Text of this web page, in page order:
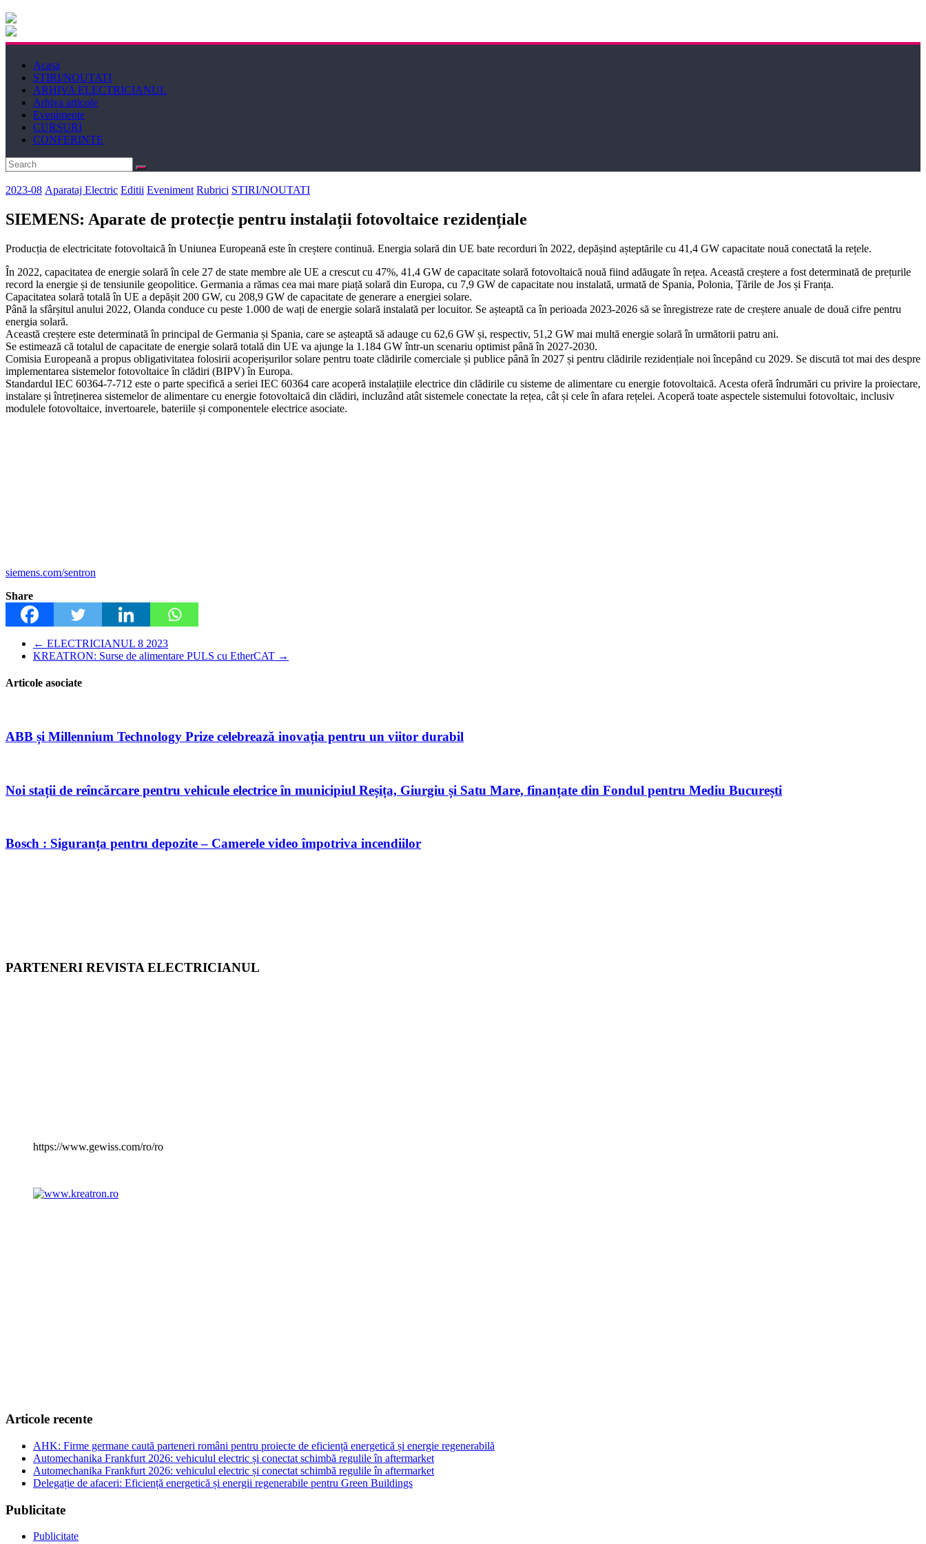
Electricianul
Revista
Electricianul
Acasa
STIRI/NOUTATI
ARHIVA ELECTRICIANUL
Arhiva articole
Evenimente
CURSURI
CONFERINTE
2023-08 Aparataj Electric Editii Eveniment Rubrici STIRI/NOUTATI
SIEMENS: Aparate de protecție pentru instalații fotovoltaice rezidențiale
Producția de electricitate fotovoltaică în Uniunea Europeană este în creștere continuă. Energia solară din UE bate recorduri în 2022, depășind așteptările cu 41,4 GW capacitate nouă conectată la rețele.
În 2022, capacitatea de energie solară în cele 27 de state membre ale UE a crescut cu 47%, 41,4 GW de capacitate solară fotovoltaică nouă fiind adăugate în rețea. Această creștere a fost determinată de prețurile
record la energie și de tensiunile geopolitice. Germania a rămas cea mai mare piață solară din Europa, cu 7,9 GW de capacitate nou instalată, urmată de Spania, Polonia, Țările de Jos și Franța.
Capacitatea solară totală în UE a depășit 200 GW, cu 208,9 GW de capacitate de generare a energiei solare.
Până la sfârșitul anului 2022, Olanda conduce cu peste 1.000 de wați de energie solară instalată per locuitor. Se așteaptă ca în perioada 2023-2026 să se înregistreze rate de creștere anuale de două cifre pentru
energia solară.
Această creștere este determinată în principal de Germania și Spania, care se așteaptă să adauge cu 62,6 GW și, respectiv, 51,2 GW mai multă energie solară în următorii patru ani.
Se estimează că totalul de capacitate de energie solară totală din UE va ajunge la 1.184 GW într-un scenariu optimist până în 2027-2030.
Comisia Europeană a propus obligativitatea folosirii acoperișurilor solare pentru toate clădirile comerciale și publice până în 2027 și pentru clădirile rezidențiale noi începând cu 2029. Se discută tot mai des despre
implementarea sistemelor fotovoltaice în clădiri (BIPV) în Europa.
Standardul IEC 60364-7-712 este o parte specifică a seriei IEC 60364 care acoperă instalațiile electrice din clădirile cu sisteme de alimentare cu energie fotovoltaică. Acesta oferă îndrumări cu privire la proiectare,
instalare și întreținerea sistemelor de alimentare cu energie fotovoltaică din clădiri, incluzând atât sistemele conectate la rețea, cât și cele în afara rețelei. Acoperă toate aspectele sistemului fotovoltaic, inclusiv
modulele fotovoltaice, invertoarele, bateriile și componentele electrice asociate.
siemens.com/sentron
Share
← ELECTRICIANUL 8 2023
KREATRON: Surse de alimentare PULS cu EtherCAT →
Articole asociate
ABB și Millennium Technology Prize celebrează inovația pentru un viitor durabil
Noi stații de reîncărcare pentru vehicule electrice în municipiul Reșița, Giurgiu și Satu Mare, finanțate din Fondul pentru Mediu București
Bosch : Siguranța pentru depozite – Camerele video împotriva incendiilor
PARTENERI REVISTA ELECTRICIANUL
https://www.gewiss.com/ro/ro
Articole recente
AHK: Firme germane caută parteneri români pentru proiecte de eficiență energetică și energie regenerabilă
Automechanika Frankfurt 2026: vehiculul electric și conectat schimbă regulile în aftermarket
Automechanika Frankfurt 2026: vehiculul electric și conectat schimbă regulile în aftermarket
Delegație de afaceri: Eficiență energetică și energii regenerabile pentru Green Buildings
Publicitate
Publicitate